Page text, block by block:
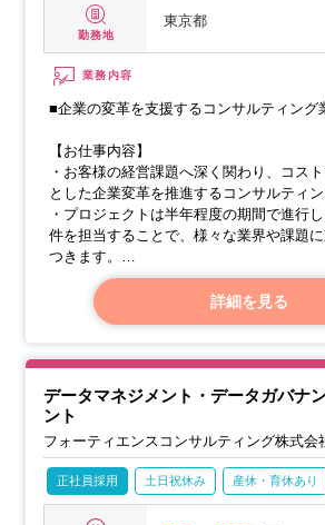
勤務地
東京都
業務内容
■企業の変革を支援するコンサルティング
【お仕事内容】
・お客様の経営課題へ深く関わり、コス
とした企業変革を推進するコンサルティン
・プロジェクトは半年程度の期間で進行
件を担当することで、様々な業界や課題
つきます。
・マネージャーのサポートを受けながら
を持って業務に取り組めます。
詳細を見る
データマネジメント・データガバナ
ント
フォーティエンスコンサルティング株式会
正社員採用 土日祝休み 産休・育休あり